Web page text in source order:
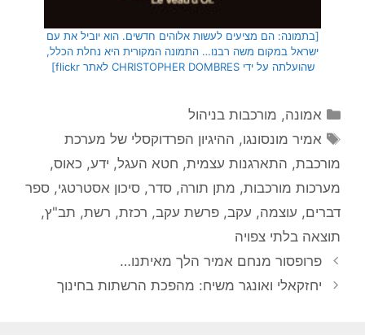
[בתמונה: הם מציעים לעשות אלוהים חדשים. הוא יוביל את עם
ישראל במקום משה רבנו… התמונה המקורית היא נחלת הכלל,
שהועלתה על ידי CHRISTOPHER DOMBRES לאתר flickr]
קטגוריות
אמונה, מורכבות בניהול
תגיות
אמיר מונסונגו, ההיגיון הפרדוקסלי של מערכת
מורכבת, התארגנות עצמית, חטא העגל, ידע, כאוס,
מערכות מורכבות, מתן תורה, סדר, סיכון אסטרטגי, ספר
דברים, עוצמה, עקב, פרשת עקב, רכזת, רשת, תב"ץ,
תוצאה בלתי צפויה
פרופסור מנחם אמיר הלך מאיתנו…
יחזקאלי ואונגר משיח: מהפכת הרשתות בחינוך